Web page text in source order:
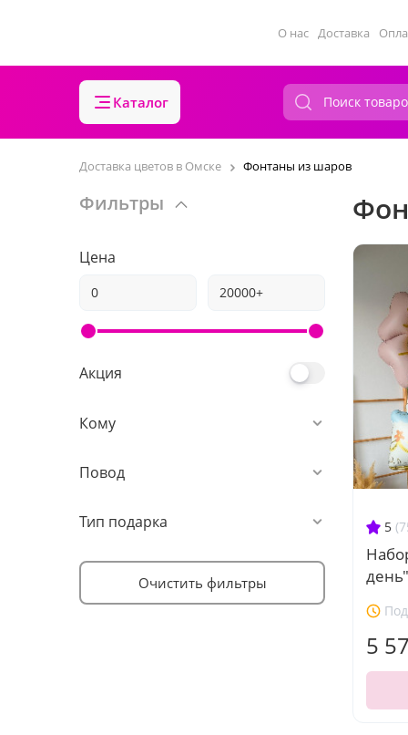
О нас Доставка
Каталог
Доставка цветов в Омске Фонтаны из шаров
Фильтры
Цена
Акция
Кому
Повод
Тип подарка
Очистить фильтры
5
день"
5